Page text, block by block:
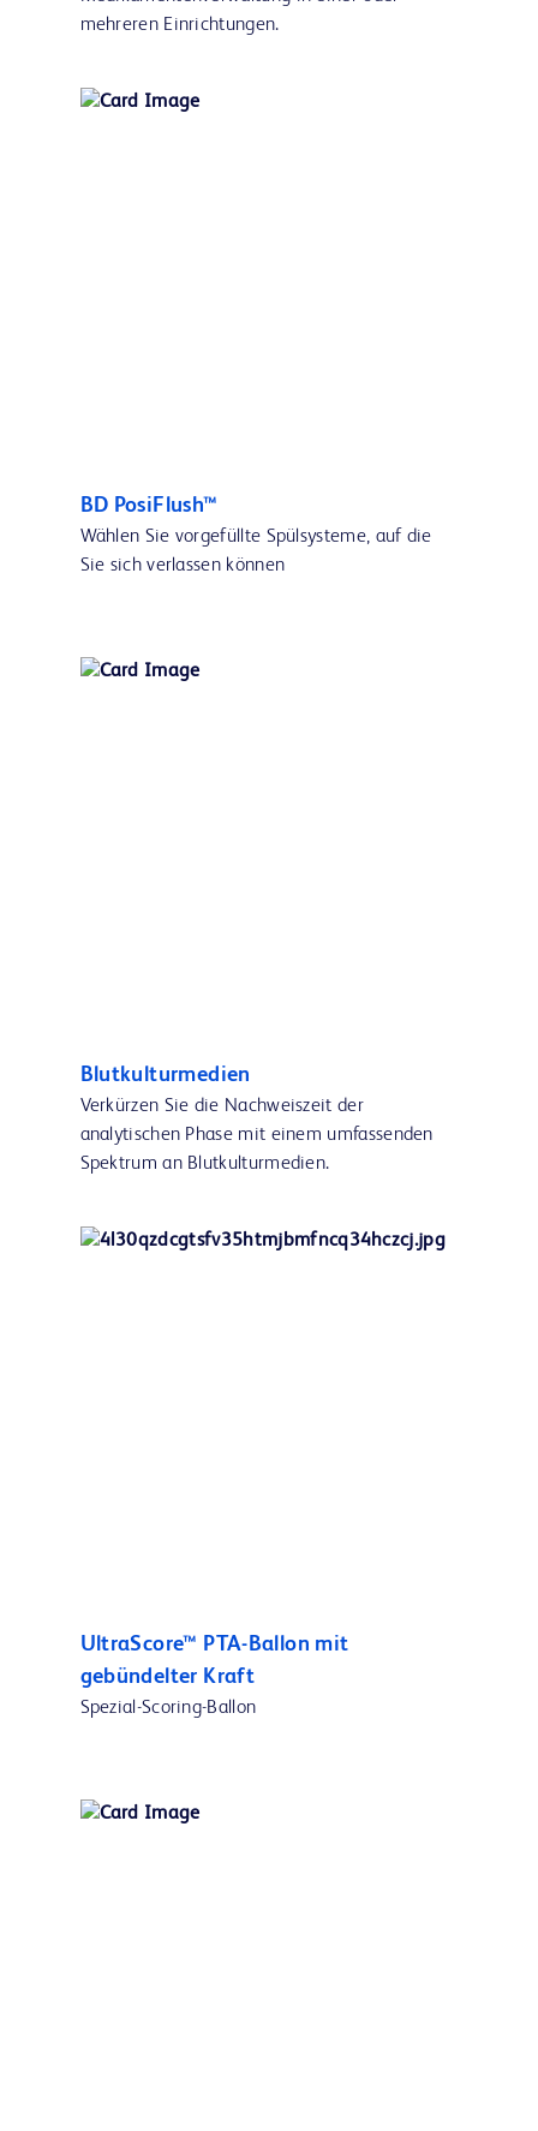
mehreren Einrichtungen.
BD PosiFlush™
Wählen Sie vorgefüllte Spülsysteme, auf die
Sie sich verlassen können
Blutkulturmedien
Verkürzen Sie die Nachweiszeit der
analytischen Phase mit einem umfassenden
Spektrum an Blutkulturmedien.
UltraScore™ PTA-Ballon mit
gebündelter Kraft
Spezial-Scoring-Ballon